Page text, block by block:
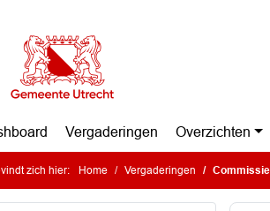
Vergaderingen Overzichten
zich hier: Home Vergaderingen